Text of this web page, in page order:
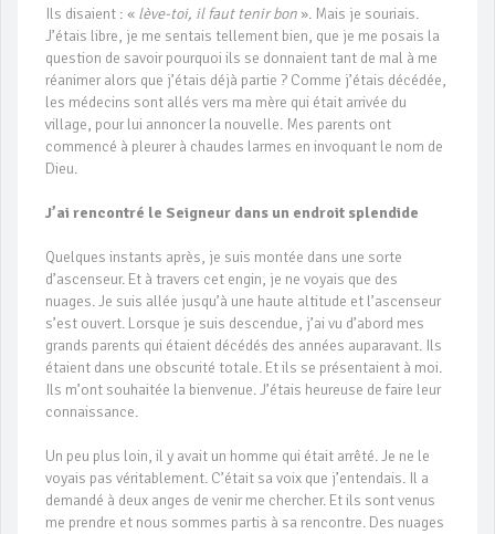
Ils disaient : « lève-toi, il faut tenir bon ». Mais je souriais.
J’étais libre, je me sentais tellement bien, que je me posais la
question de savoir pourquoi ils se donnaient tant de mal à me
réanimer alors que j’étais déjà partie ? Comme j’étais décédée,
les médecins sont allés vers ma mère qui était arrivée du
village, pour lui annoncer la nouvelle. Mes parents ont
commencé à pleurer à chaudes larmes en invoquant le nom de
Dieu.
J’ai rencontré le Seigneur dans un endroit splendide
Quelques instants après, je suis montée dans une sorte
d’ascenseur. Et à travers cet engin, je ne voyais que des
nuages. Je suis allée jusqu’à une haute altitude et l’ascenseur
s’est ouvert. Lorsque je suis descendue, j’ai vu d’abord mes
grands parents qui étaient décédés des années auparavant. Ils
étaient dans une obscurité totale. Et ils se présentaient à moi.
Ils m’ont souhaitée la bienvenue. J’étais heureuse de faire leur
connaissance.
Un peu plus loin, il y avait un homme qui était arrêté. Je ne le
voyais pas véritablement. C’était sa voix que j’entendais. Il a
demandé à deux anges de venir me chercher. Et ils sont venus
me prendre et nous sommes partis à sa rencontre. Des nuages